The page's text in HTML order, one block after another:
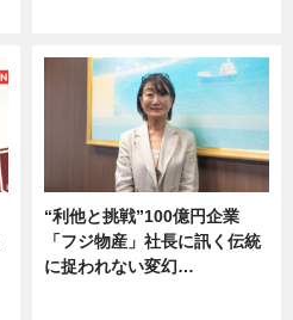
“利他と挑戦”100億円企業
「フジ物産」社長に訊く伝統
に捉われない変幻…